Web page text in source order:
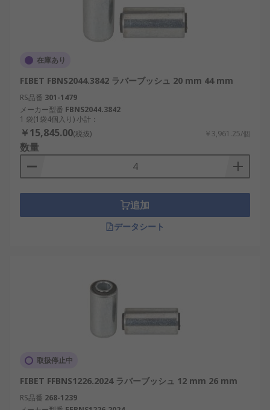
在庫あり
FIBET FBNS2044.3842 ラバーブッシュ 20 mm 44 mm
RS品番 301-1479
メーカー型番 FBNS2044.3842
1 袋(1袋4個入り) 小計：
￥15,845.00(税抜) ￥3,961.25/個
数量
追加
データシート
取扱停止中
FIBET FFBNS1226.2024 ラバーブッシュ 12 mm 26 mm
RS品番 268-1239